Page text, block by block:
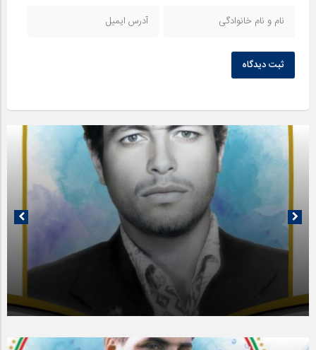
ثبت دیدگاه
1401-02-26
معلم شهید سید صفی الدین صفوی